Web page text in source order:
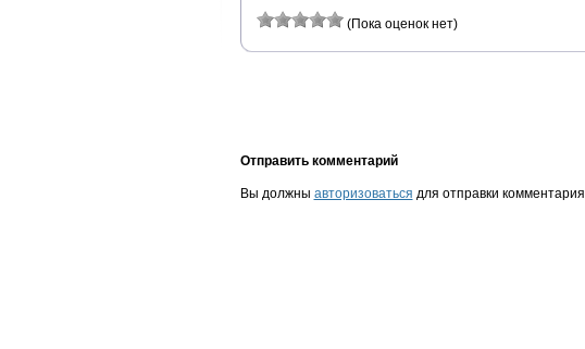
(Пока оценок нет)
Отправить комментарий
Вы должны авторизоваться для отправки комментария.